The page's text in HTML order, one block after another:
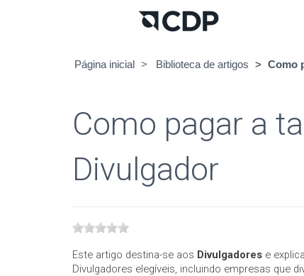
Página inicial Biblioteca de artigos Como
Como pagar a
Divulgador
Este artigo destina-se aos Divulgadores e
Divulgadores elegíveis, incluindo empresas que